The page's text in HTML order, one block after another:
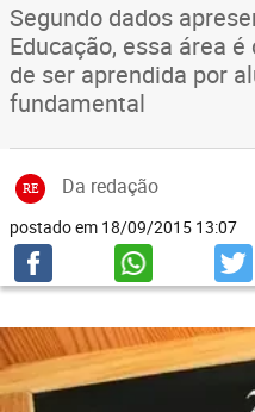
Segundo dados
Educação, essa área
de ser aprendida por
fundamental
RE Da redação
postado em 18/09/2015 13:07